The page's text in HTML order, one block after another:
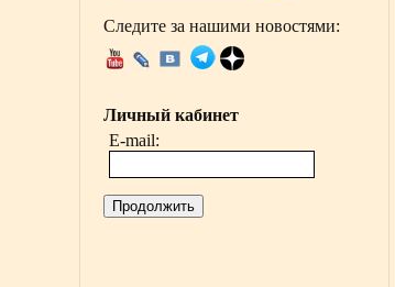
Следите за нашими новостями:
Личный кабинет
E-mail:
Продолжить